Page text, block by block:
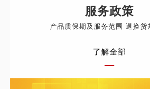
服务政策
产品质保期及服务范围 退换货
了解全部